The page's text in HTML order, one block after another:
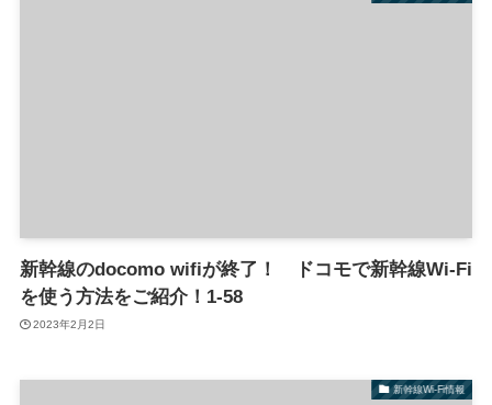
新幹線のdocomo wifiが終了！ ドコモで新幹線Wi-Fi
を使う方法をご紹介！1-58
2023年2月2日
新幹線Wi-Fi情報